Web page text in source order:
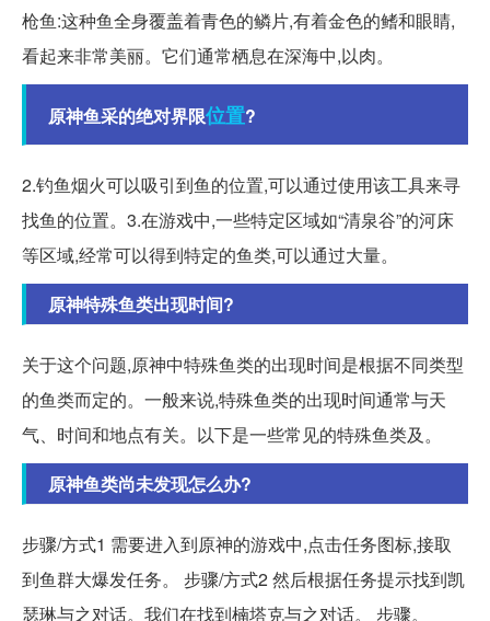
枪鱼:这种鱼全身覆盖着青色的鳞片,有着金色的鳍和眼睛,
看起来非常美丽。它们通常栖息在深海中,以肉。
原神鱼采的绝对界限位置?
2.钓鱼烟火可以吸引到鱼的位置,可以通过使用该工具来寻
找鱼的位置。3.在游戏中,一些特定区域如“清泉谷”的河床
等区域,经常可以得到特定的鱼类,可以通过大量。
原神特殊鱼类出现时间?
关于这个问题,原神中特殊鱼类的出现时间是根据不同类型
的鱼类而定的。一般来说,特殊鱼类的出现时间通常与天
气、时间和地点有关。以下是一些常见的特殊鱼类及。
原神鱼类尚未发现怎么办?
步骤/方式1 需要进入到原神的游戏中,点击任务图标,接取
到鱼群大爆发任务。 步骤/方式2 然后根据任务提示找到凯
瑟琳与之对话。我们在找到楠塔克与之对话。 步骤。